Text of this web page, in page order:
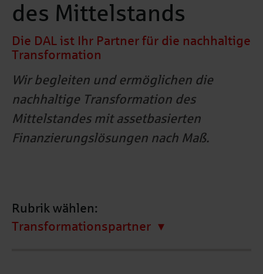
des Mittelstands
Die DAL ist Ihr Partner für die nachhaltige
Transformation
Wir begleiten und ermöglichen die
nachhaltige Transformation des
Mittelstandes mit assetbasierten
Finanzierungslösungen nach Maß.
Rubrik wählen:
Transformationspartner